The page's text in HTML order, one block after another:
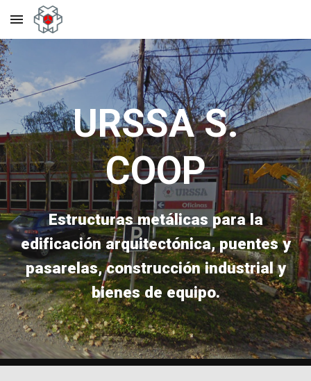
Skip to main content
URSSA S.
COOP
Estructuras metálicas para la
edificación arquitectónica, puentes y
pasarelas, construcción industrial y
bienes de equipo.